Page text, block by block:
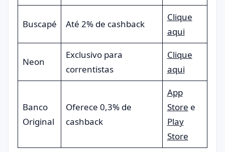
Buscapé Até 2% de cashback
Clique
aqui
Neon
Exclusivo para
correntistas
Clique
aqui
Banco
Original
Oferece 0,3% de
cashback
App
Store e
Play
Store